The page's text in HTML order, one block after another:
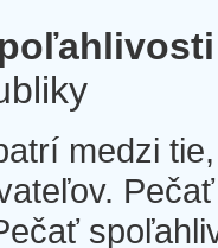
medzi